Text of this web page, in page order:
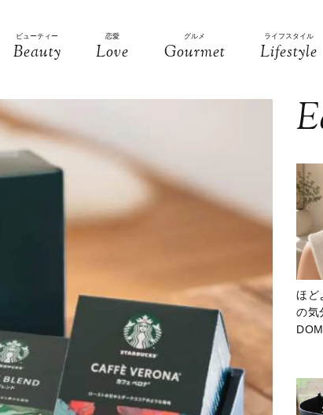
ビューティー
Beauty
恋愛
Love
グルメ
Gourmet
ライフスタイル
Lifestyle
ほど
の気